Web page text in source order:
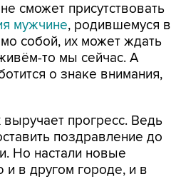
сможет присутствовать
мужчине, родившемуся в
собой, их может ждать
то мы сейчас. А
о знаке внимания,
выручает прогресс. Ведь
поздравление до
Но настали новые
в другом городе, и в